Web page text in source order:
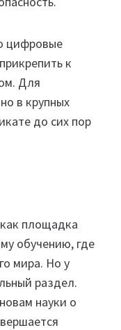
цифровые
к
Для
в крупных
до сих пор
площадка
обучению, где
мира. Но у
раздел.
науки о